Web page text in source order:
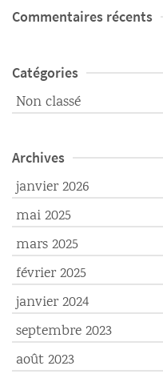
Commentaires récents
Catégories
Non classé
Archives
janvier 2026
mai 2025
mars 2025
février 2025
janvier 2024
septembre 2023
août 2023